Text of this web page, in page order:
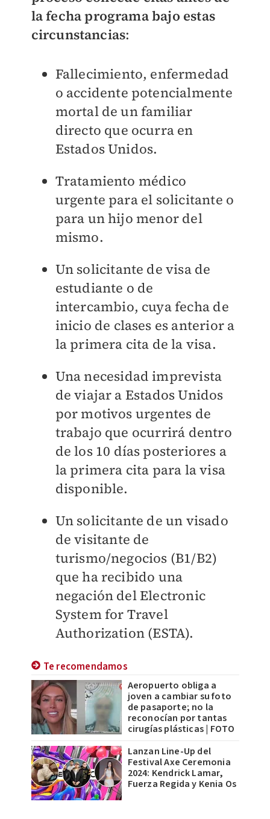
la fecha programa bajo estas
circunstancias:
Fallecimiento, enfermedad
o accidente potencialmente
mortal de un familiar
directo que ocurra en
Estados Unidos.
Tratamiento médico
urgente para el solicitante o
para un hijo menor del
mismo.
Un solicitante de visa de
estudiante o de
intercambio, cuya fecha de
inicio de clases es anterior a
la primera cita de la visa.
Una necesidad imprevista
de viajar a Estados Unidos
por motivos urgentes de
trabajo que ocurrirá dentro
de los 10 días posteriores a
la primera cita para la visa
disponible.
Un solicitante de un visado
de visitante de
turismo/negocios (B1/B2)
que ha recibido una
negación del Electronic
System for Travel
Authorization (ESTA).
Te recomendamos
Aeropuerto obliga a
joven a cambiar su foto
de pasaporte; no la
reconocían por tantas
cirugías plásticas | FOTO
Lanzan Line-Up del
Festival Axe Ceremonia
2024: Kendrick Lamar,
Fuerza Regida y Kenia Os